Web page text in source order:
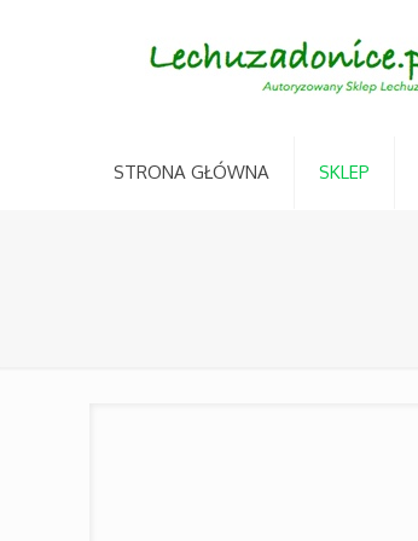
STRONA GŁÓWNA SKLEP